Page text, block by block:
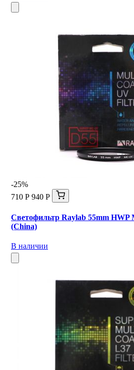
-25%
710 Р 940 Р
Светофильтр Raylab 55mm
(China)
В наличии